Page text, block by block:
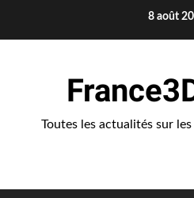
8 août
Toutes les actualités sur